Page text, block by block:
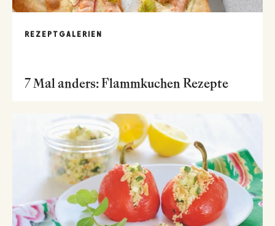
REZEPTGALERIEN
7 Mal anders: Flammkuchen Rezepte